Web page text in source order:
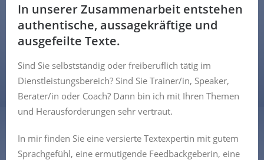
In unserer Zusammenarbeit entstehen
authentische, aussagekräftige und
ausgefeilte Texte.
Sind Sie selbstständig oder freiberuflich tätig im
Dienstleistungsbereich? Sind Sie Trainer/in, Speaker,
Berater/in oder Coach? Dann bin ich mit Ihren Themen
und Herausforderungen sehr vertraut.
In mir finden Sie eine versierte Textexpertin mit gutem
Sprachgefühl, eine ermutigende Feedbackgeberin, eine